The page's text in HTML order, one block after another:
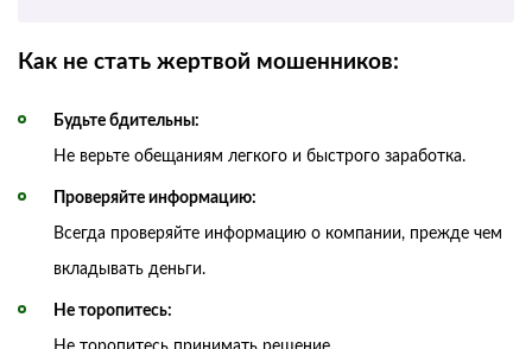
Как не стать жертвой мошенников:
Будьте бдительны:
Не верьте обещаниям легкого и быстрого заработка.
Проверяйте информацию:
Всегда проверяйте информацию о компании, прежде чем
вкладывать деньги.
Не торопитесь: